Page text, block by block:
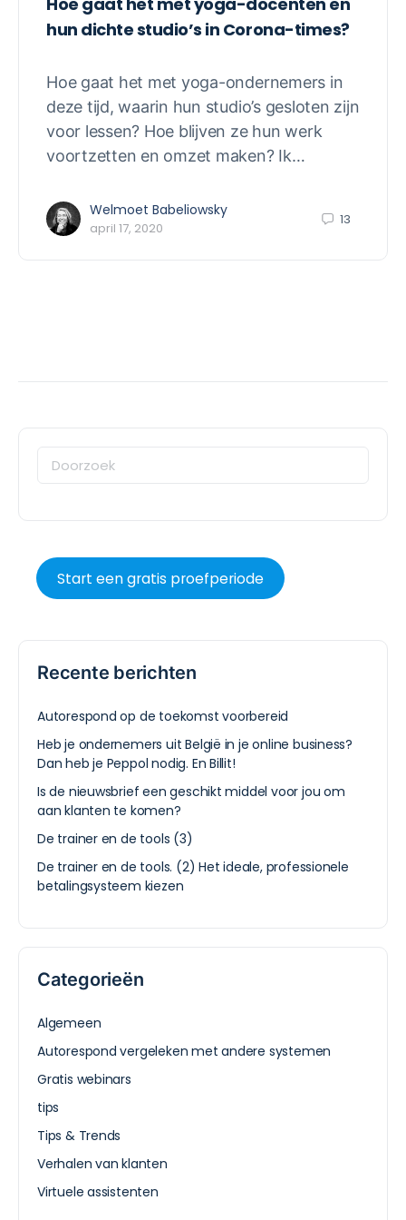
hun dichte studio’s in Corona-times?
Hoe gaat het met yoga-ondernemers in
deze tijd, waarin hun studio’s gesloten zijn
voor lessen? Hoe blijven ze hun werk
voortzetten en omzet maken? Ik…
Welmoet Babeliowsky
april 17, 2020
13
Start een gratis proefperiode
Recente berichten
Autorespond op de toekomst voorbereid
Heb je ondernemers uit België in je online business?
Dan heb je Peppol nodig. En Billit!
Is de nieuwsbrief een geschikt middel voor jou om
aan klanten te komen?
De trainer en de tools (3)
De trainer en de tools. (2) Het ideale, professionele
betalingsysteem kiezen
Categorieën
Algemeen
Autorespond vergeleken met andere systemen
Gratis webinars
tips
Tips & Trends
Verhalen van klanten
Virtuele assistenten